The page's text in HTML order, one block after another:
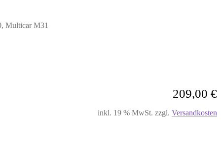
Multicar M31
209,00 €
inkl. 19 % MwSt. zzgl. Versandkosten